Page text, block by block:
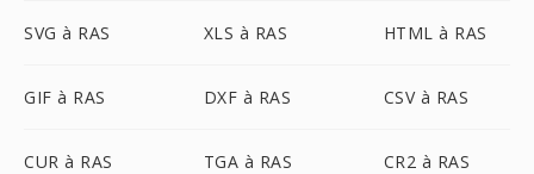
SVG à RAS XLS à RAS HTML à RAS
GIF à RAS DXF à RAS CSV à RAS
CUR à RAS TGA à RAS CR2 à RAS